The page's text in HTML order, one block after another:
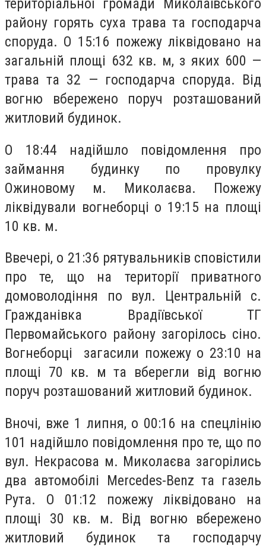
територіальної громади Миколаївського
району горять суха трава та господарча
споруда. О 15:16 пожежу ліквідовано на
загальній площі 632 кв. м, з яких 600 —
трава та 32 — господарча споруда. Від
вогню вбережено поруч розташований
житловий будинок.
О 18:44 надійшло повідомлення про
займання будинку по провулку
Ожиновому м. Миколаєва. Пожежу
ліквідували вогнеборці о 19:15 на площі
10 кв. м.
Ввечері, о 21:36 рятувальників сповістили
про те, що на території приватного
домоволодіння по вул. Центральній с.
Гражданівка Врадіївської ТГ
Первомайського району загорілось сіно.
Вогнеборці загасили пожежу о 23:10 на
площі 70 кв. м та вберегли від вогню
поруч розташований житловий будинок.
Вночі, вже 1 липня, о 00:16 на спецлінію
101 надійшло повідомлення про те, що по
вул. Некрасова м. Миколаєва загорілись
два автомобілі Mercedes-Benz та газель
Рута. О 01:12 пожежу ліквідовано на
площі 30 кв. м. Від вогню вбережено
житловий будинок та господарчу